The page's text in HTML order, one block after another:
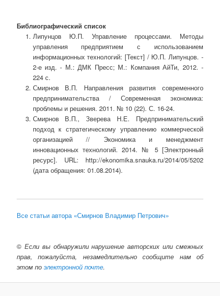
Библиографический список
Липунцов Ю.П. Управление процессами. Методы
управления предприятием с использованием
информационных технологий: [Текст] / Ю.П. Липунцов. -
2-е изд. - М.: ДМК Пресс; М.: Компания АйТи, 2012. -
224 с.
Смирнов В.П. Направления развития современного
предпринимательства / Современная экономика:
проблемы и решения. 2011. № 10 (22). С. 16-24.
Смирнов В.П., Зверева Н.Е. Предпринимательский
подход к стратегическому управлению коммерческой
организацией // Экономика и менеджмент
инновационных технологий. 2014. № 5 [Электронный
ресурс]. URL: http://ekonomika.snauka.ru/2014/05/5202
(дата обращения: 01.08.2014).
Все статьи автора «Смирнов Владимир Петрович»
© Если вы обнаружили нарушение авторских или смежных
прав, пожалуйста, незамедлительно сообщите нам об
этом поэлектронной почте.